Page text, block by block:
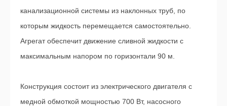
канализационной системы из наклонных труб, по
которым жидкость перемещается самостоятельно.
Агрегат обеспечит движение сливной жидкости с
максимальным напором по горизонтали 90 м.
Конструкция состоит из электрического двигателя с
медной обмоткой мощностью 700 Вт, насосного